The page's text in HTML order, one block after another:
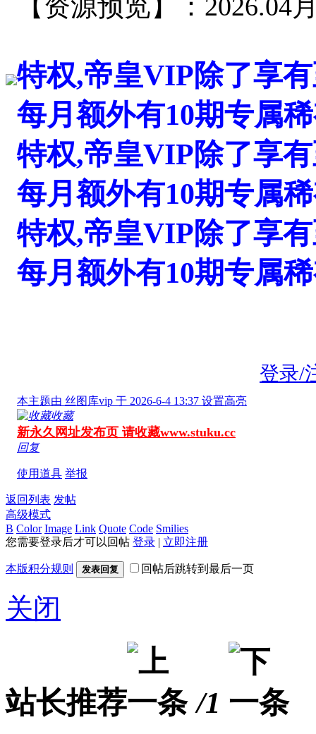
【资源预览】：2026.04
特权,帝皇VIP除了享
每月额外有10期专属
特权,帝皇VIP除了享
每月额外有10期专属
特权,帝皇VIP除了享
每月额外有10期专属
登录/
本主题由 丝图库vip 于 2026-6-4 13:37 设置高亮
收藏
新永久网址发布页 请收藏www.stuku.cc
回复
使用道具 举报
返回列表 发帖
高级模式
B Color Image Link Quote Code Smilies
您需要登录后才可以回帖 登录 | 立即注册
本版积分规则 发表回复 回帖后跳转到最后一页
关闭
站长推荐 /1